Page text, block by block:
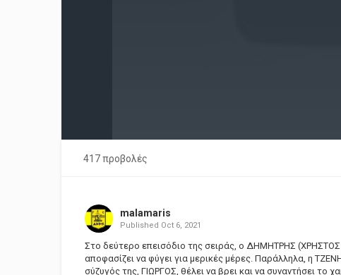
417 προβολές
malamaris
Published Oct 6, 2021
Στο δεύτερο επεισόδιο της σειράς, ο ΔΗΜΗΤΡΗΣ
αποφασίζει να φύγει για μερικές μέρες. Παράλληλα, η
σύζυγός της, ΓΙΩΡΓΟΣ, θέλει να βρει και να συναντήσει το